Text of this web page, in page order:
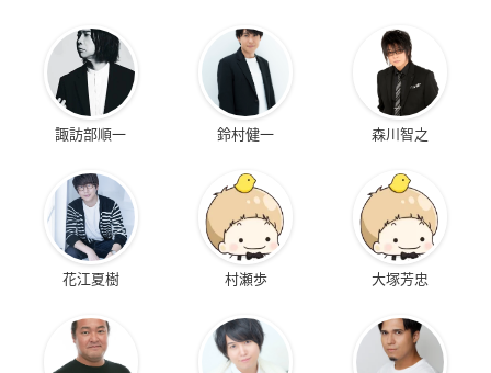
諏訪部順一 鈴村健一 森川智之
花江夏樹 村瀬歩 大塚芳忠